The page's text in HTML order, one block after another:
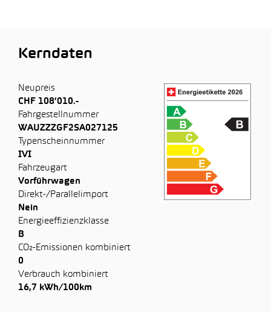
Kerndaten
Neupreis
CHF 108’010.-
Fahrgestellnummer
WAUZZZGF2SA027125
Typenscheinnummer
IVI
Fahrzeugart
Vorführwagen
Direkt-/Parallelimport
Nein
Energieeffizienzklasse
B
CO₂-Emissionen kombiniert
0
Verbrauch kombiniert
16,7 kWh/100km